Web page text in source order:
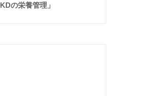
の栄養管理」